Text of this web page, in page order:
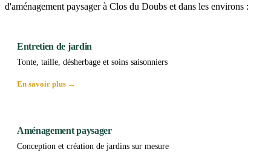
d'aménagement paysager à Clos du Doubs et dans les environs :
Entretien de jardin
Tonte, taille, désherbage et soins saisonniers
En savoir plus →
Aménagement paysager
Conception et création de jardins sur mesure